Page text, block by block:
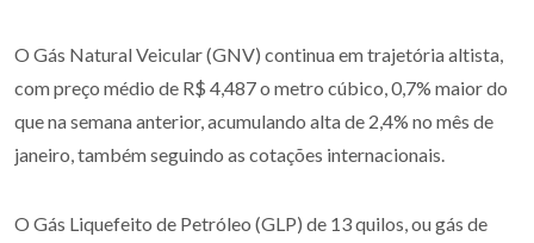
O Gás Natural Veicular (GNV) continua em trajetória altista,
com preço médio de R$ 4,487 o metro cúbico, 0,7% maior do
que na semana anterior, acumulando alta de 2,4% no mês de
janeiro, também seguindo as cotações internacionais.
O Gás Liquefeito de Petróleo (GLP) de 13 quilos, ou gás de